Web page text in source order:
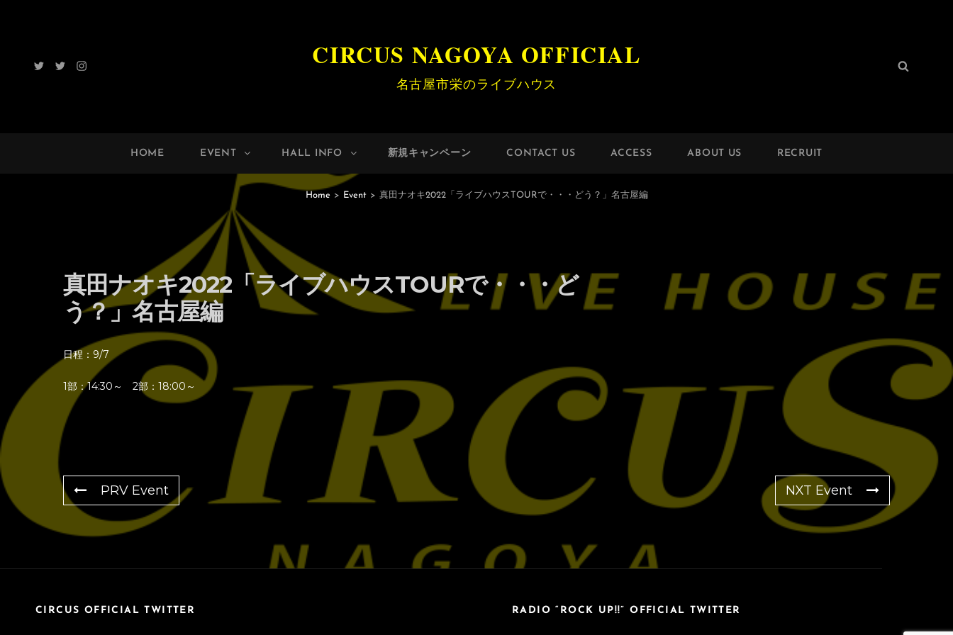
TwitterRadioInstagram CIRCUS NAGOYA OFFICIAL
名古屋市栄のライブハウス
検
HOME EVENT HALL INFO 新規キャンペーン CONTACT US ACCESS ABOUT US RECRUIT
Home > Event > 真田ナオキ2022「ライブハウスTOURで・・・どう？」名古屋編
真田ナオキ2022「ライブハウスTOURで・・・ど
う？」名古屋編
日程：9/7
1部：14:30～ 2部：18:00～
PRV Event NXT Event
CIRCUS OFFICIAL TWITTER RADIO “ROCK UP!!” OFFICIAL TWITTER